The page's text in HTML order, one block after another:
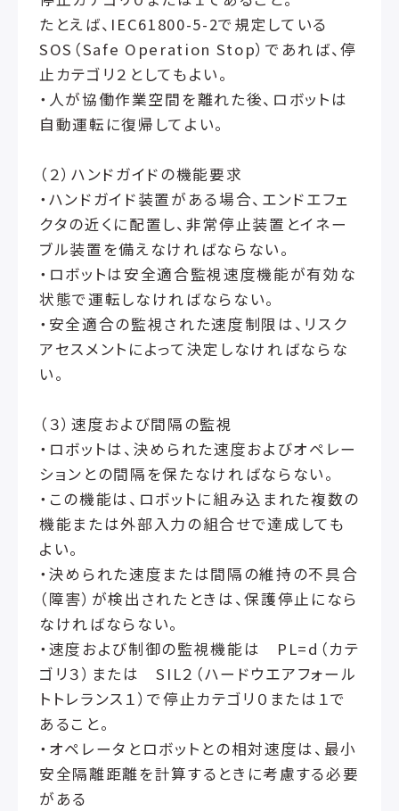
たとえば、IEC61800-5-2で規定している
SOS（Safe Operation Stop）であれば、停
止カテゴリ２としてもよい。
・人が協働作業空間を離れた後、ロボットは
自動運転に復帰してよい。
（２）ハンドガイドの機能要求
・ハンドガイド装置がある場合、エンドエフェ
クタの近くに配置し、非常停止装置とイネー
ブル装置を備えなければならない。
・ロボットは安全適合監視速度機能が有効な
状態で運転しなければならない。
・安全適合の監視された速度制限は、リスク
アセスメントによって決定しなければならな
い。
（３）速度および間隔の監視
・ロボットは、決められた速度およびオペレー
ションとの間隔を保たなければならない。
・この機能は、ロボットに組み込まれた複数の
機能または外部入力の組合せで達成しても
よい。
・決められた速度または間隔の維持の不具合
（障害）が検出されたときは、保護停止になら
なければならない。
・速度および制御の監視機能は PL=d（カテ
ゴリ３）または SIL２（ハードウエアフォール
トトレランス１）で停止カテゴリ０または１で
あること。
・オペレータとロボットとの相対速度は、最小
安全隔離距離を計算するときに考慮する必要
がある